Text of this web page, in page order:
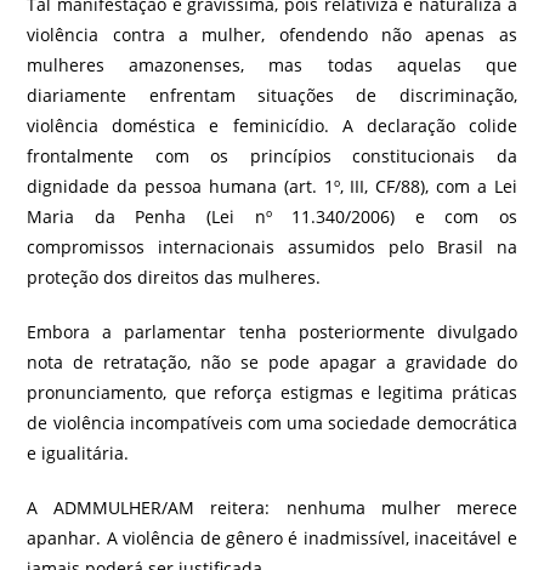
violência contra a mulher, ofendendo não apenas as
mulheres amazonenses, mas todas aquelas que
diariamente enfrentam situações de discriminação,
violência doméstica e feminicídio. A declaração colide
frontalmente com os princípios constitucionais da
dignidade da pessoa humana (art. 1º, III, CF/88), com a Lei
Maria da Penha (Lei nº 11.340/2006) e com os
compromissos internacionais assumidos pelo Brasil na
proteção dos direitos das mulheres.
Embora a parlamentar tenha posteriormente divulgado
nota de retratação, não se pode apagar a gravidade do
pronunciamento, que reforça estigmas e legitima práticas
de violência incompatíveis com uma sociedade democrática
e igualitária.
A ADMMULHER/AM reitera: nenhuma mulher merece
apanhar. A violência de gênero é inadmissível, inaceitável e